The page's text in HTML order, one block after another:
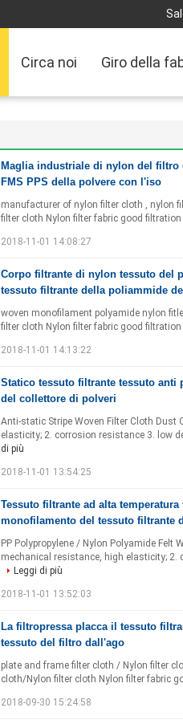
Circa noi Giro della
Maglia industriale di nylon del
FMS PPS della polvere con l'iso
manufacturer of nylon filter cloth , nylon
filter cloth Nylon filter fabric good
2018-11-01 14:08:27
Corpo filtrante di nylon tessuto del
tessuto filtrante della poliammide
woven monofilament polyamide nylon
filter cloth Nylon filter fabric good
2018-11-01 14:13:22
Statico tessuto filtrante tessuto anti
del collettore di polveri
Anti-static Stripe Woven Filter Cloth Dust
elasticity; 2. corrosion resistance 3. low
di più
2018-11-01 13:54:25
Tessuto filtrante ad alta
monofilamento del tessuto filtrante
PP Polypropylene / Nylon Polyamide Felt
mechanical resistance, high elasticity; 2.
Leggi di più
2018-11-01 13:52:03
La filtropressa placca il tessuto
tessuto del filtro dall'ago
plate and frame filter cloth / Nylon filter
cloth/Nylon filter cloth Nylon filter fabric
2018-09-30 15:24:58